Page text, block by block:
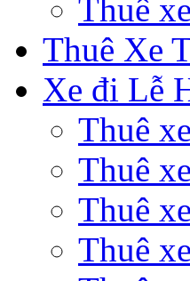
Thuê
Thuê Xe
Xe đi Lễ
Thuê
Thuê
Thuê
Thuê